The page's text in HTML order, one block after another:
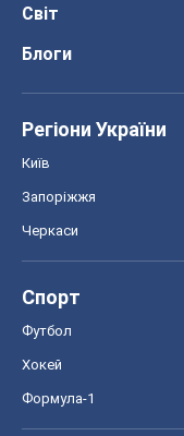
Світ
Блоги
Регіони України
Київ
Запоріжжя
Черкаси
Спорт
Футбол
Хокей
Формула-1